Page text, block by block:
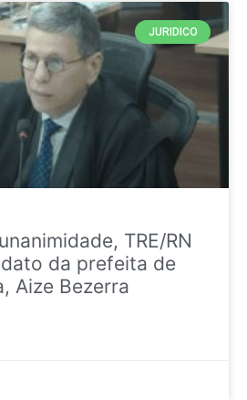
JURIDICO
TRE/RN
da prefeita de
Aize Bezerra